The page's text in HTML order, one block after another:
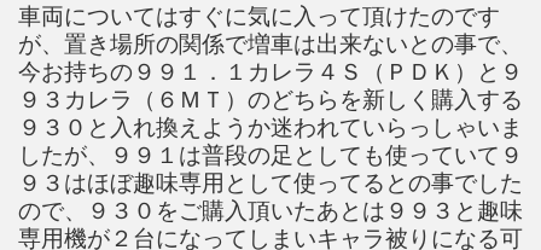
車両についてはすぐに気に入って頂けたのです
が、置き場所の関係で増車は出来ないとの事で、
今お持ちの９９１．１カレラ４Ｓ（ＰＤＫ）と９
９３カレラ（６ＭＴ）のどちらを新しく購入する
９３０と入れ換えようか迷われていらっしゃいま
したが、９９１は普段の足としても使っていて９
９３はほぼ趣味専用として使ってるとの事でした
ので、９３０をご購入頂いたあとは９９３と趣味
専用機が２台になってしまいキャラ被りになる可